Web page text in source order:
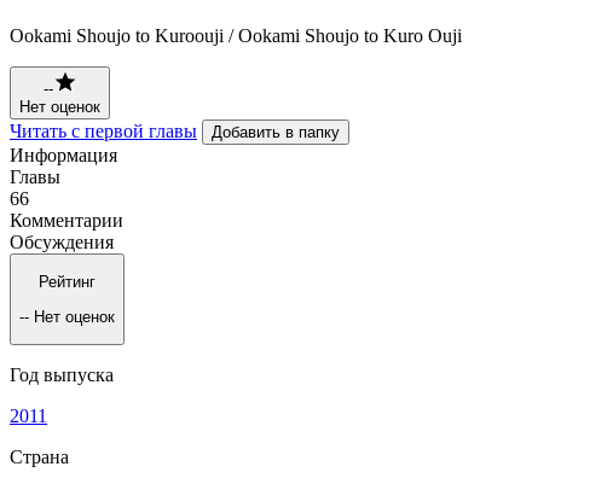
Ookami Shoujo to Kuroouji / Ookami Shoujo to Kuro Ouji
--
Нет оценок
Читать с первой главы Добавить в папку
Информация
Главы
66
Комментарии
Обсуждения
Рейтинг
-- Нет оценок
Год выпуска
2011
Страна